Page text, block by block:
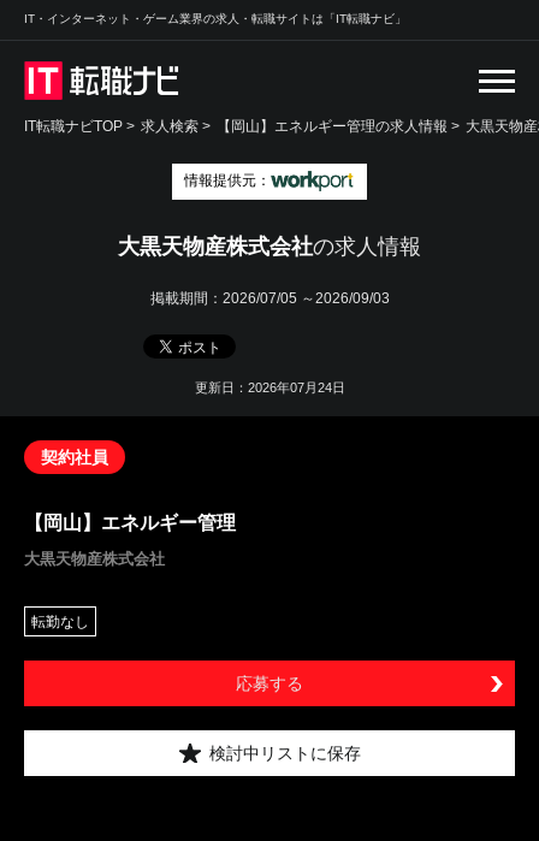
IT・インターネット・ゲーム業界の求人・転職サイトは「IT転職ナビ」
IT転職ナビTOP > 求人検索 > 【岡山】エネルギー管理の求人情報 > 大黒天物
情報提供元：
大黒天物産株式会社の求人情報
掲載期間： 2026/07/05 ～2026/09/03
更新日：2026年07月24日
契約社員
【岡山】エネルギー管理
大黒天物産株式会社
転勤なし
応募する
検討中リストに保存